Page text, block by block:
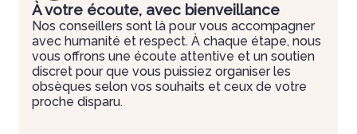
À votre écoute, avec bienveillance
Nos conseillers sont là pour vous accompagner
avec humanité et respect. À chaque étape, nous
vous offrons une écoute attentive et un soutien
discret pour que vous puissiez organiser les
obsèques selon vos souhaits et ceux de votre
proche disparu.